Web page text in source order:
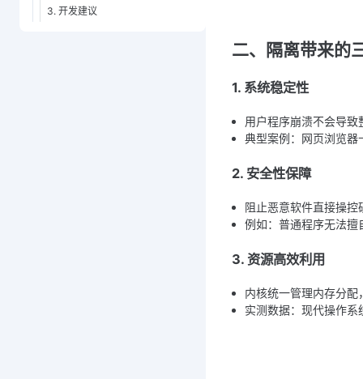
3. 开发建议
二、隔离带来的
1. 系统稳定性
用户程序崩溃不会导致
典型案例：网页浏览器
2. 安全性保障
阻止恶意软件直接操控
例如：普通程序无法擅
3. 资源高效利用
内核统一管理内存分
实测数据：现代操作